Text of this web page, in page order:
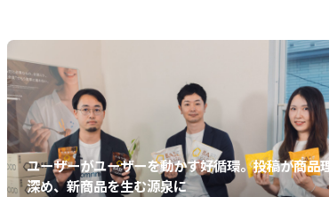
ユーザーがユーザーを動かす好循環。投稿が商品
深め、新商品を生む源泉に